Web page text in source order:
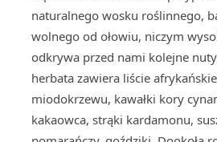
naturalnego wosku roślinnego,
wolnego od ołowiu, niczym
odkrywa przed nami kolejne
herbata zawiera liście
miodokrzewu, kawałki kory
kakaowca, strąki kardamonu,